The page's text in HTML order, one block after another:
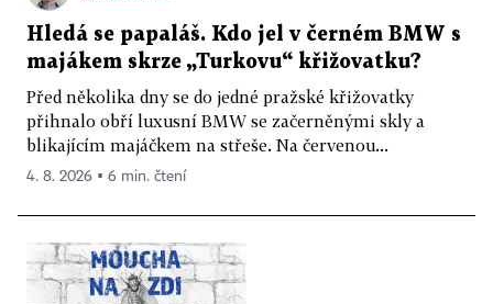
Hledá se papaláš. Kdo jel v černém BMW s
majákem skrze „Turkovu“ křižovatku?
Před několika dny se do jedné pražské křižovatky
přihnalo obří luxusní BMW se začerněnými skly a
blikajícím majáčkem na střeše. Na červenou...
4. 8. 2026 ▪ 6 min. čtení